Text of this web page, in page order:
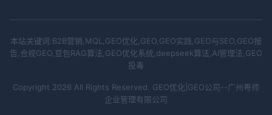
本站关键词:B2B营销,MQL,GEO优化,GEO,GEO实践,GEO与SEO,GEO报
告,合规GEO,豆包RAG算法,GEO优化系统,deepseek算法,AI管理法,GEO
投毒
Copyright 2026 All Rights Reserved. GEO优化|GEO公司--广州粤师
企业管理有限公司